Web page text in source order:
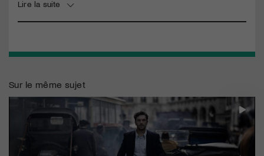
Lire la suite
Sur le même sujet